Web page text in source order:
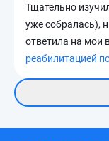
Тщательно
уже собралась),
ответила на мои
реабилитацией